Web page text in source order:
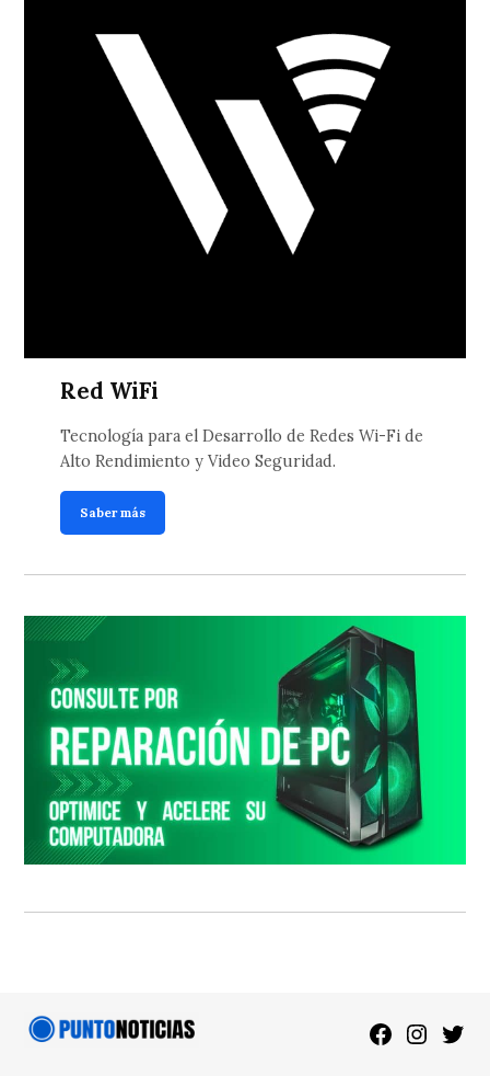
Red WiFi
Tecnología para el Desarrollo de Redes Wi-Fi de
Alto Rendimiento y Video Seguridad.
Saber más
Facebook